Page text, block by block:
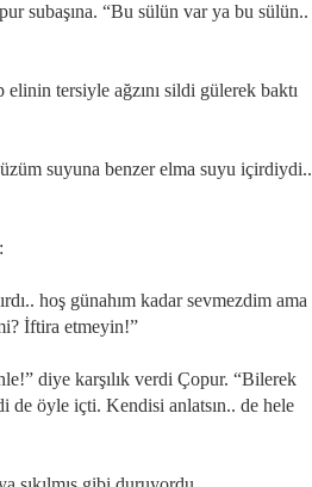
subaşına. “Bu sülün var ya bu sülün..
elinin tersiyle ağzını sildi gülerek baktı
suyuna benzer elma suyu içirdiydi..
hoş günahım kadar sevmezdim ama
İftira etmeyin!”
diye karşılık verdi Çopur. “Bilerek
de öyle içti. Kendisi anlatsın.. de hele